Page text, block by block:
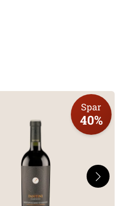
Spar
40%